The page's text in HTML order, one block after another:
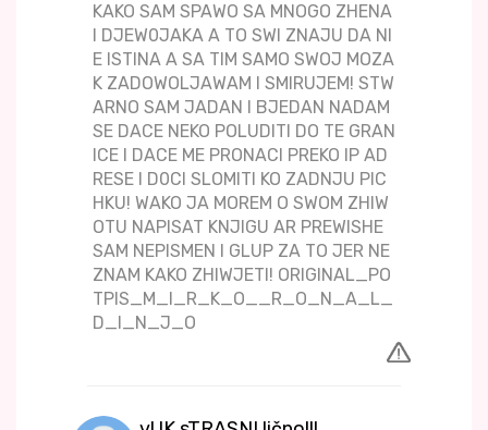
KAKO SAM SPAWO SA MNOGO ZHENA
I DJEW0JAKA A TO SWI ZNAJU DA NI
E ISTINA A SA TIM SAMO SWOJ MOZA
K ZADOWOLJAWAM I SMIRUJEM! STW
ARNO SAM JADAN I BJEDAN NADAM
SE DACE NEKO POLUDITI DO TE GRAN
ICE I DACE ME PRONACI PREKO IP AD
RESE I D0CI SLOMITI KO ZADNJU PIC
HKU! WAKO JA MOREM O SWOM ZHIW
OTU NAPISAT KNJIGU AR PREWISHE
SAM NEPISMEN I GLUP ZA TO JER NE
ZNAM KAKO ZHIWJETI! ORIGINAL_PO
TPIS_M_I_R_K_O__R_O_N_A_L_
D_I_N_J_O